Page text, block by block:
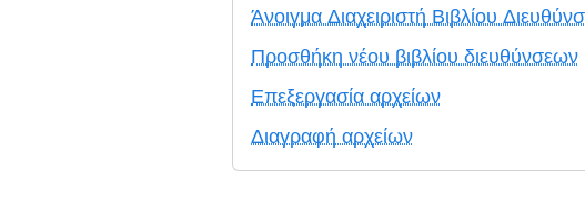
Άνοιγμα Διαχειριστή Βιβλίου
Προσθήκη νέου βιβλίου διευθύνσεων
Επεξεργασία αρχείων
Διαγραφή αρχείων